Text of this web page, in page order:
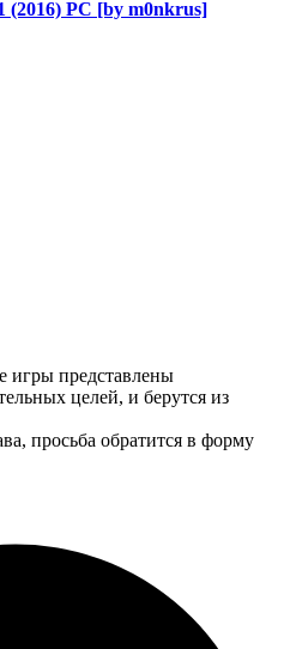
(2016) PC [by m0nkrus]
игры представлены
целей, и берутся из
просьба обратится в форму